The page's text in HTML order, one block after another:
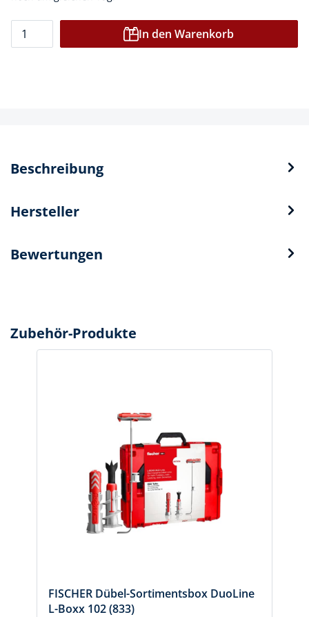
In den Warenkorb
Beschreibung
Hersteller
Bewertungen
Zubehör-Produkte
FISCHER Dübel-Sortimentsbox DuoLine
L-Boxx 102 (833)